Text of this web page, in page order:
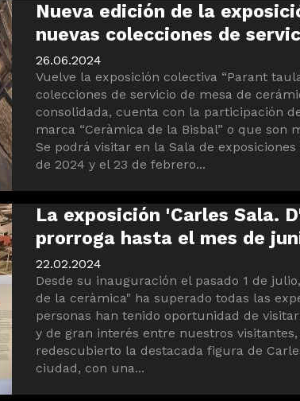
Nueva edición de la
nuevas colecciones de
26.06.2024
Vuelve la exposición colectiva “Parant
colecciones de servicio de mesa de
consolidada, cuenta con la participación
marca “Ceràmica de la Bisbal” o que son
Se podrá visitar en la Sala de
de 2024 y el 23 de febrero...
La exposición 'Carles Sala.
prorroga hasta el mes de
22.02.2024
Desde su inauguración el pasado 1 de
de la ceràmica" ha superado todas las
personas han tenido oportunidad de
y de gran interés entre nuestros
redescubierto la destacada figura de
ciudad, con una...